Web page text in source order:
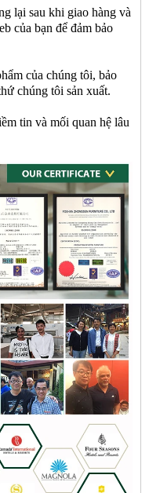
lại sau khi giao hàng và
của bạn để đảm bảo
của chúng tôi, bảo
chúng tôi sản xuất.
tin và mối quan hệ lâu